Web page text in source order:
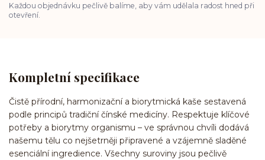
Každou objednávku pečlivě balíme, aby vám udělala radost hned při
otevření.
Kompletní specifikace
Čistě přírodní, harmonizační a biorytmická kaše sestavená
podle principů tradiční čínské medicíny. Respektuje klíčové
potřeby a biorytmy organismu – ve správnou chvíli dodává
našemu tělu co nejšetrněji připravené a vzájemně sladěné
esenciální ingredience. Všechny suroviny jsou pečlivě